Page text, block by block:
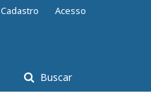
Buscar
Cadastro Acesso